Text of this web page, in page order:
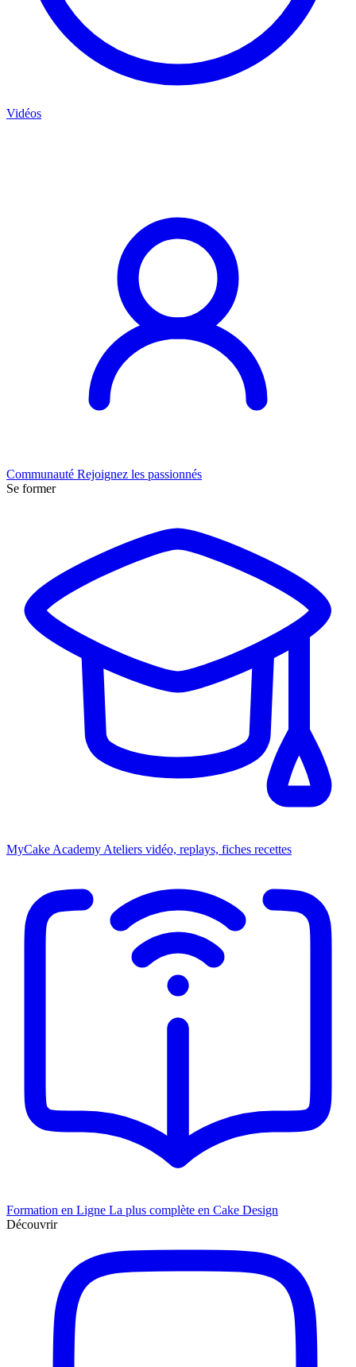
Vidéos
Communauté Rejoignez les passionnés
Se former
MyCake Academy Ateliers vidéo, replays, fiches recettes
Formation en Ligne La plus complète en Cake Design
Découvrir